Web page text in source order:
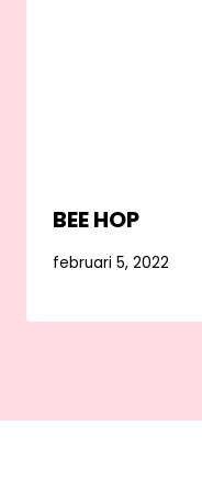
BEE HOP
februari 5, 2022